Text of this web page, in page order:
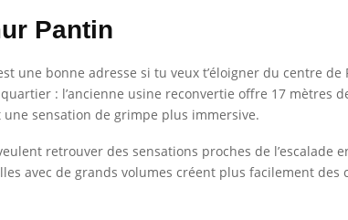
Pantin
une bonne adresse si tu veux t’éloigner du centre
: l’ancienne usine reconvertie offre 17 mètres
sensation de grimpe plus immersive.
retrouver des sensations proches de l’escalade
avec de grands volumes créent plus facilement des